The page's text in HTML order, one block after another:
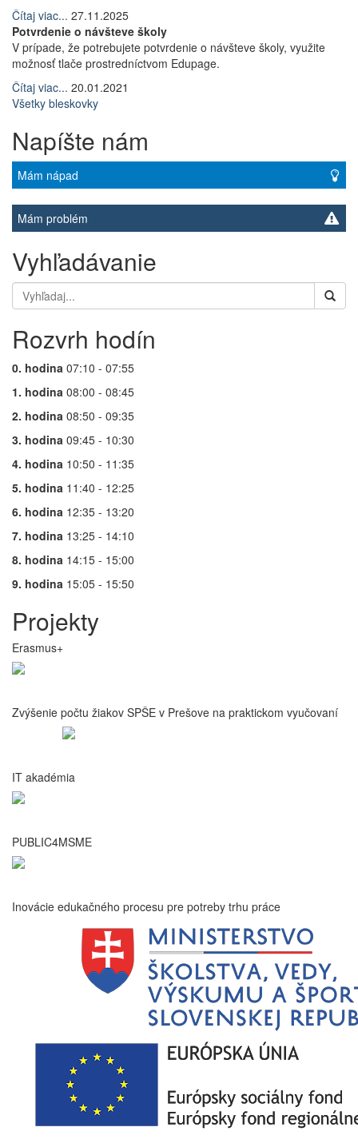
Čítaj viac... 27.11.2025
Potvrdenie o návšteve školy
V prípade, že potrebujete potvrdenie o návšteve školy, využite
možnosť tlače prostredníctvom Edupage.
Čítaj viac... 20.01.2021
Všetky bleskovky
Napíšte nám
Mám nápad
Mám problém
Vyhľadávanie
Rozvrh hodín
0. hodina 07:10 - 07:55
1. hodina 08:00 - 08:45
2. hodina 08:50 - 09:35
3. hodina 09:45 - 10:30
4. hodina 10:50 - 11:35
5. hodina 11:40 - 12:25
6. hodina 12:35 - 13:20
7. hodina 13:25 - 14:10
8. hodina 14:15 - 15:00
9. hodina 15:05 - 15:50
Projekty
Erasmus+
Zvýšenie počtu žiakov SPŠE v Prešove na praktickom vyučovaní
IT akadémia
PUBLIC4MSME
Inovácie edukačného procesu pre potreby trhu práce